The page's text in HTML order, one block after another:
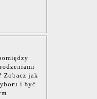
Zobacz jak
i być